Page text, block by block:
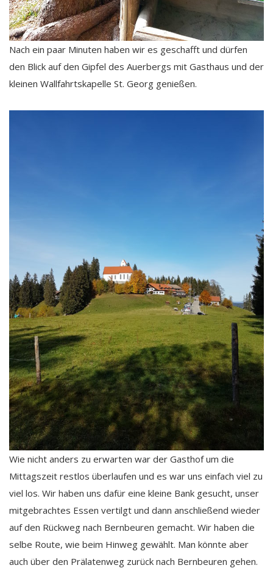
Nach ein paar Minuten haben wir es geschafft und dürfen
den Blick auf den Gipfel des Auerbergs mit Gasthaus und der
kleinen Wallfahrtskapelle St. Georg genießen.
Wie nicht anders zu erwarten war der Gasthof um die
Mittagszeit restlos überlaufen und es war uns einfach viel zu
viel los. Wir haben uns dafür eine kleine Bank gesucht, unser
mitgebrachtes Essen vertilgt und dann anschließend wieder
auf den Rückweg nach Bernbeuren gemacht. Wir haben die
selbe Route, wie beim Hinweg gewählt. Man könnte aber
auch über den Prälatenweg zurück nach Bernbeuren gehen.